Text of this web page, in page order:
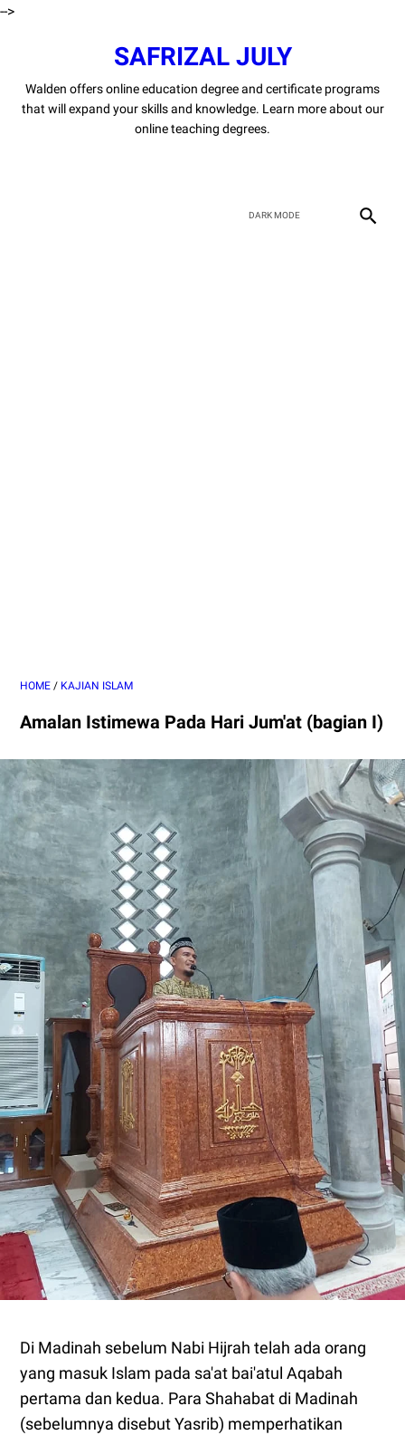
-->
SAFRIZAL JULY
Walden offers online education degree and certificate programs
that will expand your skills and knowledge. Learn more about our
online teaching degrees.
HOME / KAJIAN ISLAM
Amalan Istimewa Pada Hari Jum'at (bagian I)
Di Madinah sebelum Nabi Hijrah telah ada orang
yang masuk Islam pada sa'at bai'atul Aqabah
pertama dan kedua. Para Shahabat di Madinah
(sebelumnya disebut Yasrib) memperhatikan